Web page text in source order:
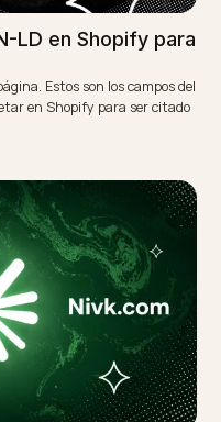
and GEO expert and a
in getting ecommerce
engines like ChatGPT,
en Shopify para la IA
de compra citadas por